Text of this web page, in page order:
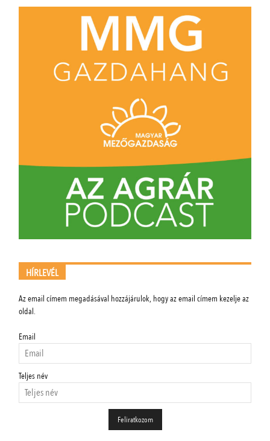
HÍRLEVÉL
Az email címem megadásával hozzájárulok, hogy az email címem kezelje az
oldal.
Email
Teljes név